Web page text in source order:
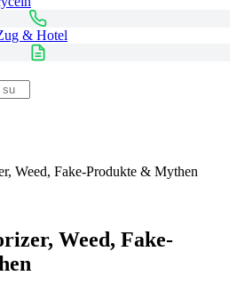
& Hotel
Weed, Fake-Produkte & Mythen
Weed, Fake-